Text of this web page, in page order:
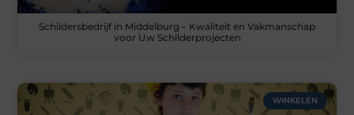
Schildersbedrijf in Middelburg – Kwaliteit en Vakmanschap
voor Uw Schilderprojecten
WINKELEN